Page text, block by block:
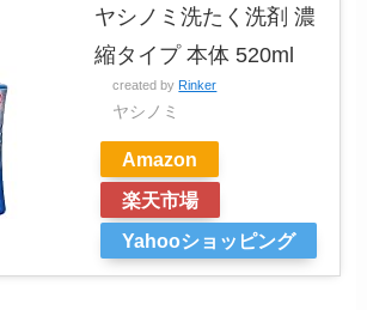
ヤシノミ洗たく洗剤 濃
縮タイプ 本体 520ml
created by Rinker
ヤシノミ
Amazon
楽天市場
Yahooショッピング